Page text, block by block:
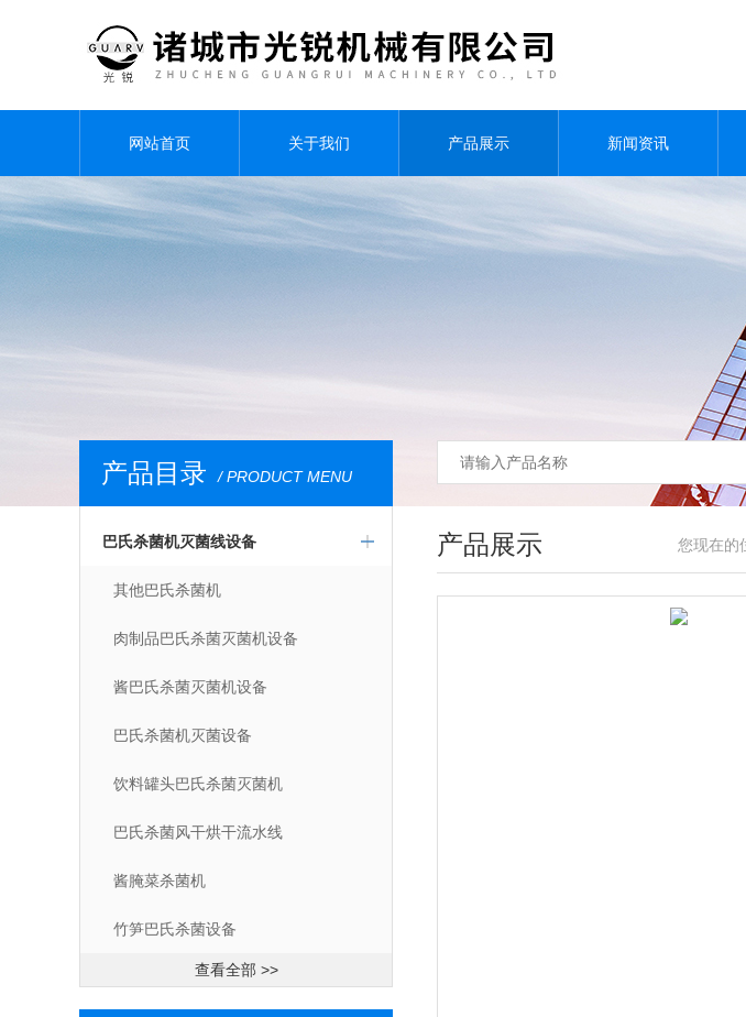
网站首页 关于我们 产品展示 新闻资讯
产品目录 / PRODUCT MENU
巴氏杀菌机灭菌线设备
其他巴氏杀菌机
肉制品巴氏杀菌灭菌机设备
酱巴氏杀菌灭菌机设备
巴氏杀菌机灭菌设备
饮料罐头巴氏杀菌灭菌机
巴氏杀菌风干烘干流水线
酱腌菜杀菌机
竹笋巴氏杀菌设备
查看全部 >>
产品展示 您现在的